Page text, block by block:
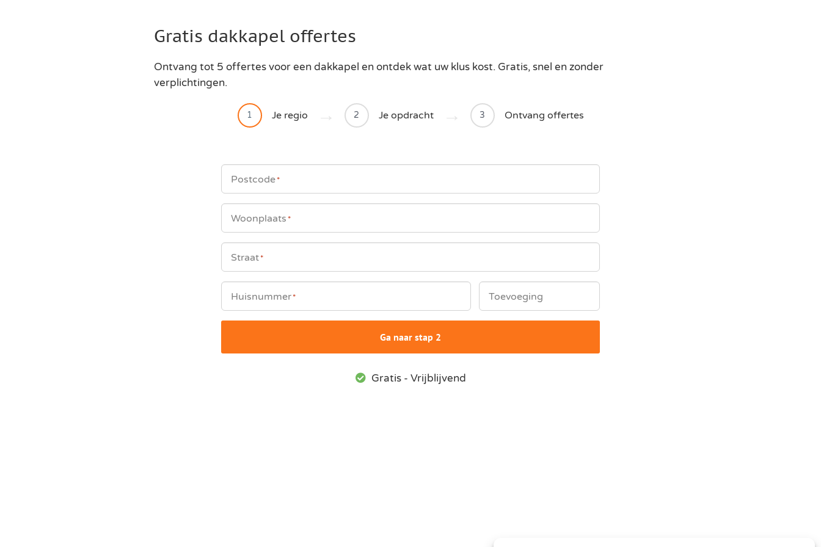
Gratis dakkapel offertes
Ontvang tot 5 offertes voor een dakkapel en ontdek wat uw klus kost. Gratis, snel en zonder
verplichtingen.
1 Je regio 2 Je opdracht 3 Ontvang offertes
Postcode*
Woonplaats *
Straat*
Huisnummer* Toevoeging
Ga naar stap 2
Gratis - Vrijblijvend